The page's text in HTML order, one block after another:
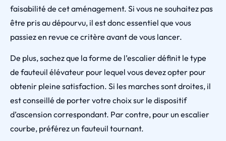
faisabilité de cet aménagement. Si vous ne souhaitez pas
être pris au dépourvu, il est donc essentiel que vous
passiez en revue ce critère avant de vous lancer.
De plus, sachez que la forme de l’escalier définit le type
de fauteuil élévateur pour lequel vous devez opter pour
obtenir pleine satisfaction. Si les marches sont droites, il
est conseillé de porter votre choix sur le dispositif
d’ascension correspondant. Par contre, pour un escalier
courbe, préférez un fauteuil tournant.